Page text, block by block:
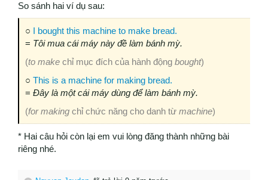
So sánh hai ví dụ sau:
○ I bought this machine to make bread.
= Tôi mua cái máy này đề làm bánh mỳ.
(to make chỉ mục đích của hành động bought)
○ This is a machine for making bread.
= Đây là một cái máy dùng để làm bánh mỳ.
(for making chỉ chức năng cho danh từ machine)
* Hai câu hỏi còn lại em vui lòng đăng thành những bài
riêng nhé.